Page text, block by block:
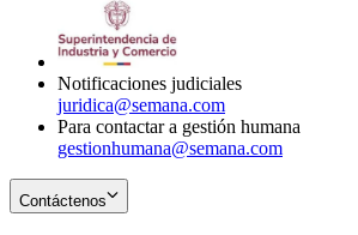
Notificaciones judiciales
juridica@semana.com
Para contactar a gestión humana
gestionhumana@semana.com
Contáctenos